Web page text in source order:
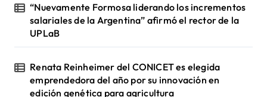
“Nuevamente Formosa liderando los incrementos
salariales de la Argentina” afirmó el rector de la
UPLaB
Renata Reinheimer del CONICET es elegida
emprendedora del año por su innovación en
edición genética para agricultura